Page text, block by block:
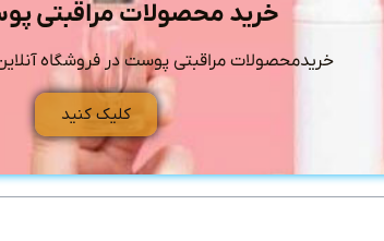
خرید محصولات مراقبتی
خریدمحصولات مراقبتی پوست در فروشگاه آنلاین
کلیک کنید